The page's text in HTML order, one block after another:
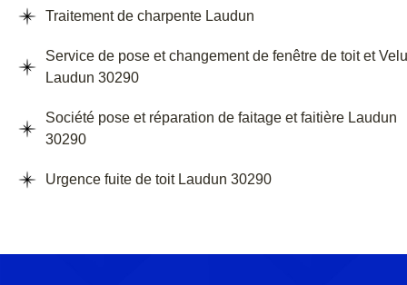
Traitement de charpente Laudun
Service de pose et changement de fenêtre de toit et
Laudun 30290
Société pose et réparation de faitage et faitière Laudun
30290
Urgence fuite de toit Laudun 30290